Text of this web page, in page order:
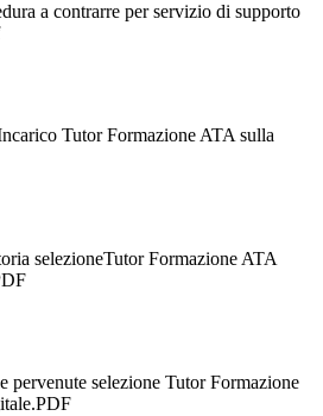
a contrarre per servizio di supporto
Tutor Formazione ATA sulla
selezioneTutor Formazione ATA
pervenute selezione Tutor Formazione